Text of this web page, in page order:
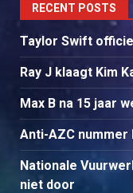
RECENT POSTS
Taylor Swift
Ray J klaagt Kim
Max B na 15 jaar
Anti-AZC
Nationale
niet door